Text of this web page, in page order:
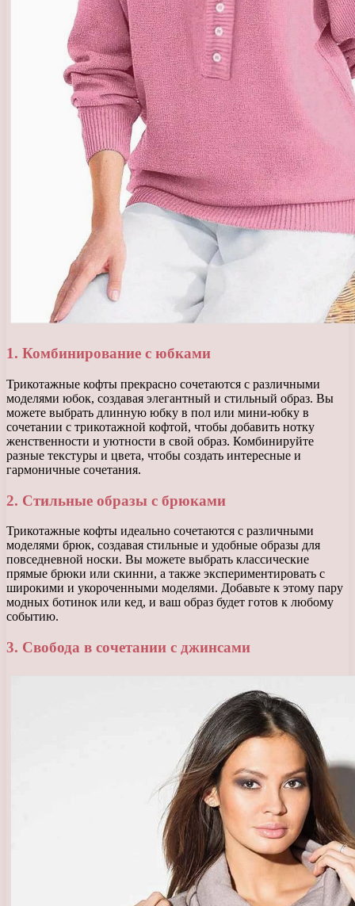
1. Комбинирование с юбками
Трикотажные кофты прекрасно сочетаются с различными
моделями юбок, создавая элегантный и стильный образ. Вы
можете выбрать длинную юбку в пол или мини-юбку в
сочетании с трикотажной кофтой, чтобы добавить нотку
женственности и уютности в свой образ. Комбинируйте
разные текстуры и цвета, чтобы создать интересные и
гармоничные сочетания.
2. Стильные образы с брюками
Трикотажные кофты идеально сочетаются с различными
моделями брюк, создавая стильные и удобные образы для
повседневной носки. Вы можете выбрать классические
прямые брюки или скинни, а также экспериментировать с
широкими и укороченными моделями. Добавьте к этому пару
модных ботинок или кед, и ваш образ будет готов к любому
событию.
3. Свобода в сочетании с джинсами